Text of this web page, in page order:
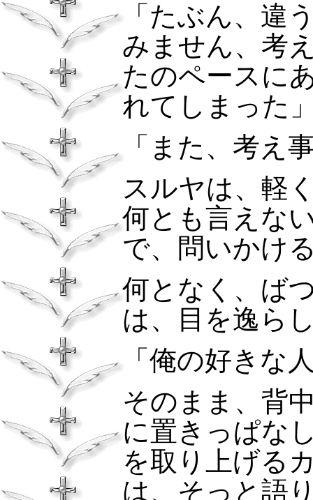
「たぶん、
みません、考
たのペースに
れてしまった
「また、考え
スルヤは、軽
何とも言えな
で、問いかけ
何となく、ば
は、目を逸ら
「俺の好きな
そのまま、背
に置きっぱな
を取り上げる
は、そっと語